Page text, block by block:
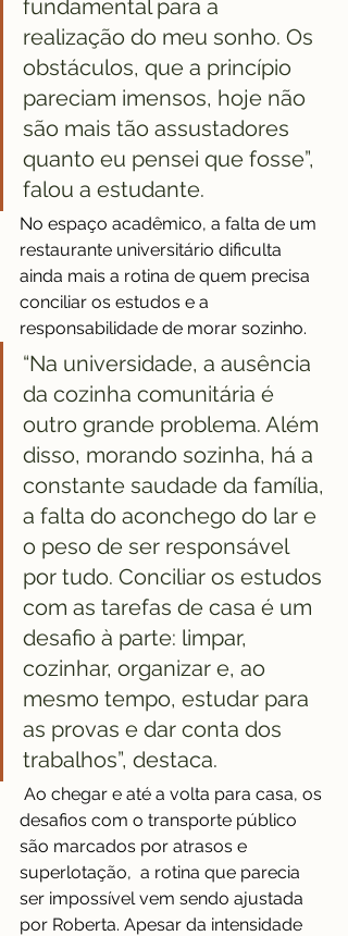
fundamental para a
realização do meu sonho. Os
obstáculos, que a princípio
pareciam imensos, hoje não
são mais tão assustadores
quanto eu pensei que fosse”,
falou a estudante.
No espaço acadêmico, a falta de um
restaurante universitário dificulta
ainda mais a rotina de quem precisa
conciliar os estudos e a
responsabilidade de morar sozinho.
“Na universidade, a ausência
da cozinha comunitária é
outro grande problema. Além
disso, morando sozinha, há a
constante saudade da família,
a falta do aconchego do lar e
o peso de ser responsável
por tudo. Conciliar os estudos
com as tarefas de casa é um
desafio à parte: limpar,
cozinhar, organizar e, ao
mesmo tempo, estudar para
as provas e dar conta dos
trabalhos”, destaca.
Ao chegar e até a volta para casa, os
desafios com o transporte público
são marcados por atrasos e
superlotação,  a rotina que parecia
ser impossível vem sendo ajustada
por Roberta. Apesar da intensidade